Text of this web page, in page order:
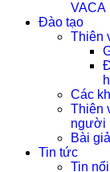
VACA
Đào tạo
Thiên
Các
Thiên
người
Bài
Tin tức
Tin